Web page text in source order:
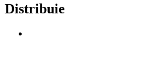
Distribuie